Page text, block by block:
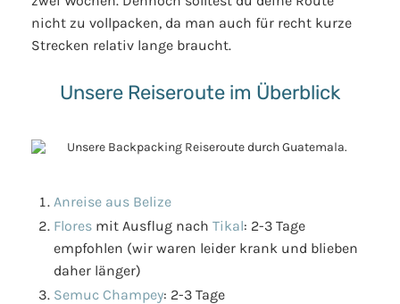
nicht zu vollpacken, da man auch für recht kurze
Strecken relativ lange braucht.
Unsere Reiseroute im Überblick
Anreise aus Belize
Flores mit Ausflug nach Tikal: 2-3 Tage
empfohlen (wir waren leider krank und blieben
daher länger)
Semuc Champey: 2-3 Tage